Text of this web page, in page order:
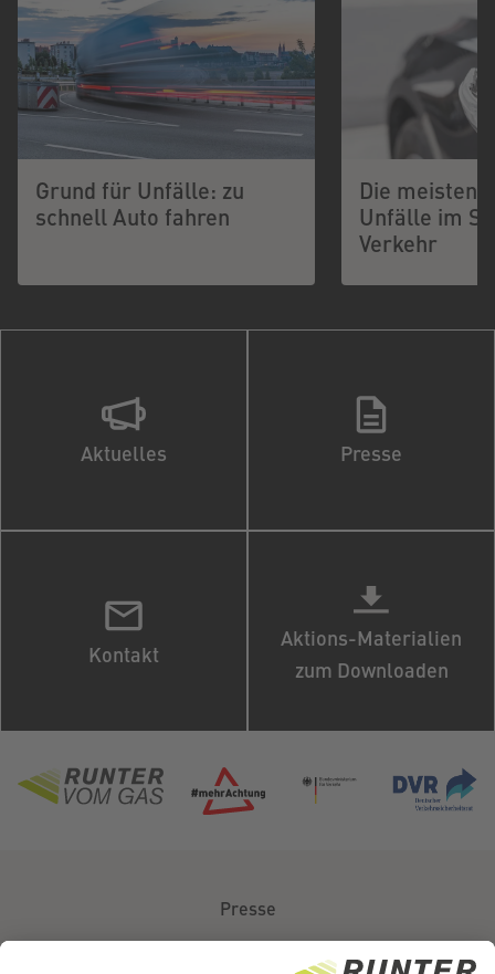
Grund für Unfälle: zu
schnell Auto fahren
Die meisten
Unfälle im
Verkehr
Aktuelles Presse
Kontakt
Aktions-Materialien
zum Downloaden
Presse